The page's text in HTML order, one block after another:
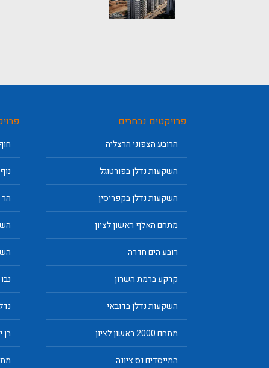
פרויקטים נבחרים
הרובע הצפוני הרצליה
השקעות נדלן בפורטוגל
השקעות נדלן בקפריסין
מתחם האלף ראשון לציון
רובע הים חדרה
קרקע ברמת השרון
השקעות נדלן בדובאי
מתחם 2000 ראשון לציון
המייסדים נס ציונה
הר 400 הוד השרון
בן